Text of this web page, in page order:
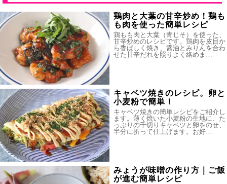
鶏肉と大葉の甘辛炒め！鶏も
も肉を使った簡単レシピ
鶏もも肉と大葉（青じそ）を使った、
甘辛炒めのレシピです。鶏肉を皮目か
ら香ばしく焼き、醤油とみりんを合わ
せた甘辛だれを照りよく絡めま…
キャベツ焼きのレシピ。卵と
小麦粉で簡単！
キャベツ焼きの簡単レシピをご紹介し
ます。薄く焼いた小麦粉の生地に、た
っぷりの千切りキャベツと卵をのせ、
半分に折って仕上げます。お好…
みょうが味噌の作り方｜ご飯
が進む簡単レシピ